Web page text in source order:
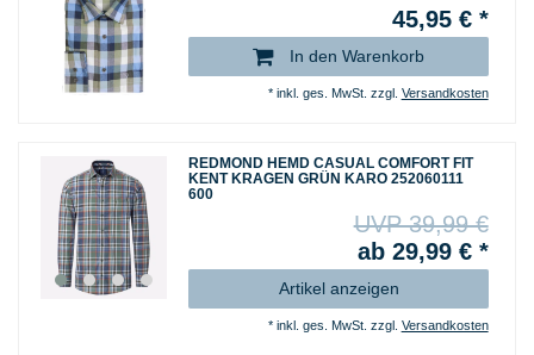
45,95 € *
In den Warenkorb
* inkl. ges. MwSt. zzgl. Versandkosten
REDMOND HEMD CASUAL COMFORT FIT
KENT KRAGEN GRÜN KARO 252060111
600
UVP 39,99 €
ab 29,99 € *
Artikel anzeigen
* inkl. ges. MwSt. zzgl. Versandkosten